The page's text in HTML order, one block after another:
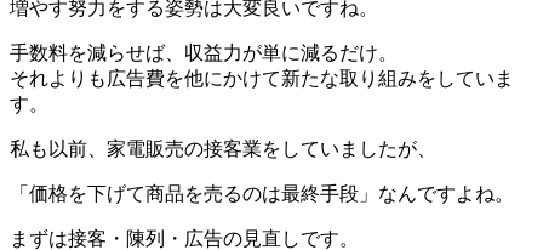
増やす努力をする姿勢は大変良いですね。
手数料を減らせば、収益力が単に減るだけ。
それよりも広告費を他にかけて新たな取り組みをしていま
す。
私も以前、家電販売の接客業をしていましたが、
「 価格を下げて商品を売るのは最終手段 」なんですよね。
まずは接客・陳列・広告の見直しです。